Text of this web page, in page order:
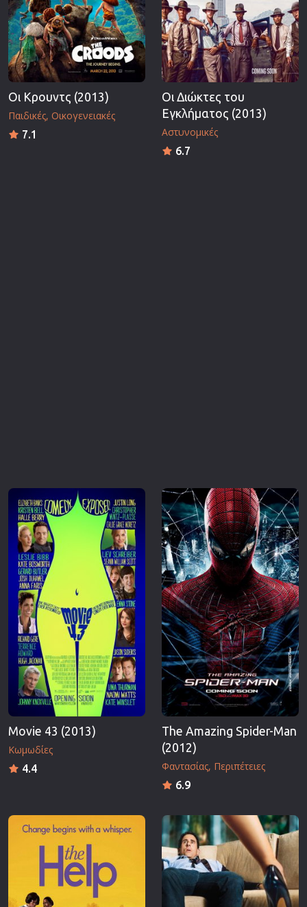
Οι Κρουντς (2013)
Παιδικές Οικογενειακές
7.1
Οι Διώκτες του
Εγκλήματος (2013)
Αστυνομικές
6.7
Movie 43 (2013)
Κωμωδίες
4.4
The Amazing Spider-Man
(2012)
Φαντασίας Περιπέτειες
6.9